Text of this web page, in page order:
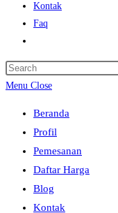
Kontak
Faq
search
Menu Close
Beranda
Profil
Pemesanan
Daftar Harga
Blog
Kontak